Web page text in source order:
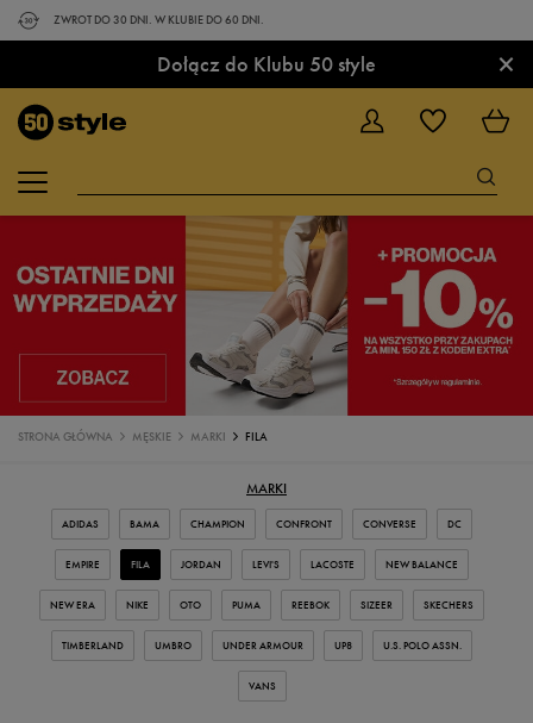
ZWROT DO 30 DNI. W KLUBIE DO 60 DNI.
Dołącz do Klubu 50 style ×
STRONA GŁÓWNA MĘSKIE MARKI FILA
MARKI
ADIDAS BAMA CHAMPION CONFRONT CONVERSE DC
EMPIRE FILA JORDAN LEVI'S LACOSTE NEW BALANCE
NEW ERA NIKE OTO PUMA REEBOK SIZEER SKECHERS
TIMBERLAND UMBRO UNDER ARMOUR UP8 U.S. POLO ASSN.
VANS